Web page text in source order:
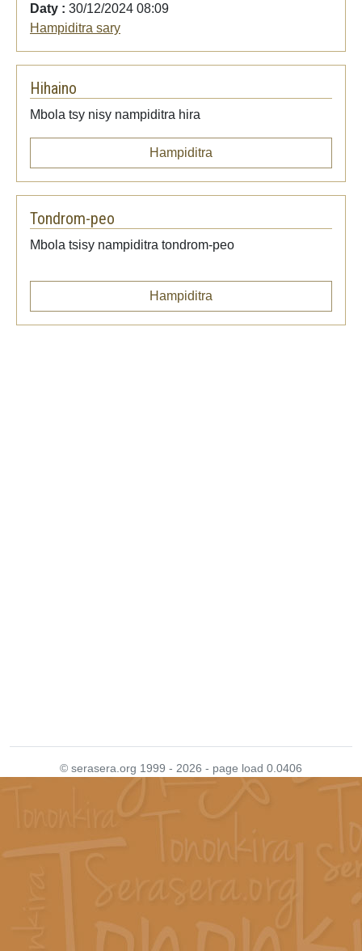
Daty : 30/12/2024 08:09
Hampiditra sary
Hihaino
Mbola tsy nisy nampiditra hira
Hampiditra
Tondrom-peo
Mbola tsisy nampiditra tondrom-peo
Hampiditra
© serasera.org 1999 - 2026 - page load 0.0406